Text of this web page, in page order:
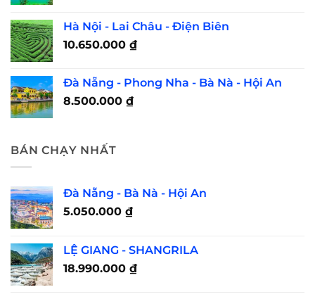
Hà Nội - Lai Châu - Điện Biên
10.650.000 ₫
Đà Nẵng - Phong Nha - Bà Nà - Hội An
8.500.000 ₫
BÁN CHẠY NHẤT
Đà Nẵng - Bà Nà - Hội An
5.050.000 ₫
LỆ GIANG - SHANGRILA
18.990.000 ₫